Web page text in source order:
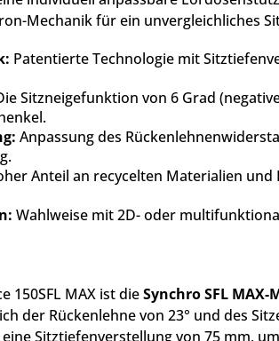
Mechanik für ein unvergleichliches
Patentierte Technologie mit
Sitzneigefunktion von 6 Grad
Anpassung des
Anteil an recycelten Materialien
Wahlweise mit 2D- oder
150SFL MAX ist dieSynchro SFL MAX-
der Rückenlehne von 23° und des
Sitztiefenverstellung von 75 mm,